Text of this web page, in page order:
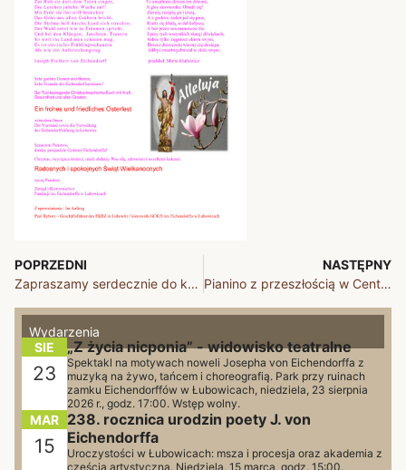
POPRZEDNI
Zapraszamy serdecznie do korzystania z naszych usług
NASTĘPNY
Pianino z przeszłością w Centrum Eichendorffa
Wydarzenia
SIE
23
„Z życia nicponia” - widowisko teatralne
Spektakl na motywach noweli Josepha von Eichendorffa z
muzyką na żywo, tańcem i choreografią. Park przy ruinach
zamku Eichendorffów w Łubowicach, niedziela, 23 sierpnia
2026 r., godz. 17:00. Wstęp wolny.
MAR
15
238. rocznica urodzin poety J. von
Eichendorffa
Uroczystości w Łubowicach: msza i procesja oraz akademia z
częścią artystyczną. Niedziela, 15 marca, godz. 15:00.